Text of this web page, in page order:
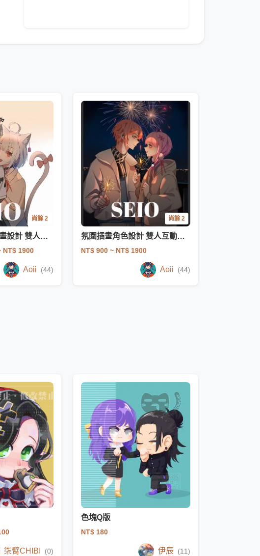
尚餘 2
日系角色立繪插畫設計 雙人OC同人設定
NT$ 1900
Aoii (44)
尚餘 2
氛圍插畫角色設計 雙人互動OC同人設定
NT$ 900 ~ NT$ 1900
Aoii (44)
柒臂CHIBI (0)
色塊Q版
NT$ 180
伊辰 (11)